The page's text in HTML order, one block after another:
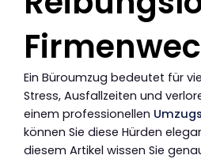
Ein Büroumzug bedeutet für
Stress, Ausfallzeiten und
einem professionellen
können Sie diese Hürden
diesem Artikel wissen Sie